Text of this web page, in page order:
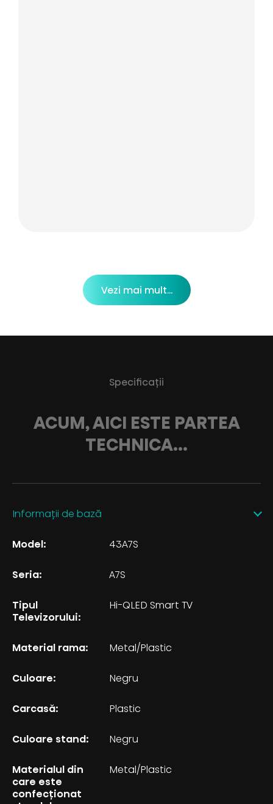
Vezi mai mult...
Specificații
ACUM, AICI ESTE PARTEA
TECHNICA...
Informații de bază
Model: 43A7S
Seria: A7S
Tipul
Televizorului:
Hi-QLED Smart TV
Material rama: Metal/Plastic
Culoare: Negru
Carcasă: Plastic
Culoare stand: Negru
Materialul din
care este
confecționat
Metal/Plastic